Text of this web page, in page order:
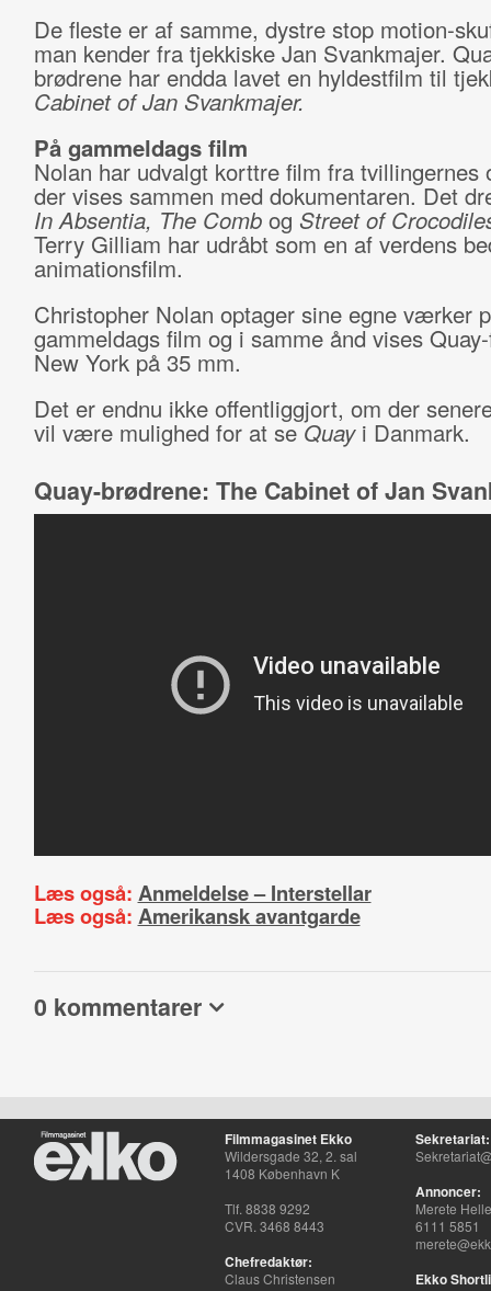
De fleste er af samme, dystre stop motion-
man kender fra tjekkiske Jan Svankmajer.
brødrene har endda lavet en hyldestfilm til
Cabinet of Jan Svankmajer.
På gammeldags film
Nolan har udvalgt korttre film fra tvillingernes
der vises sammen med dokumentaren. Det
In Absentia, The Comb og Street of
Terry Gilliam har udråbt som en af verdens
animationsfilm.
Christopher Nolan optager sine egne værker
gammeldags film og i samme ånd vises
New York på 35 mm.
Det er endnu ikke offentliggjort, om der
vil være mulighed for at seQuay i Danmark.
Quay-brødrene: The Cabinet of Jan
Læs også: Anmeldelse – Interstellar
Læs også: Amerikansk avantgarde
0 kommentarer
Filmmagasinet Ekko
Wildersgade 32, 2. sal
1408 København K
Tlf. 8838 9292
CVR. 3468 8443
Chefredaktør:
Claus Christensen
Sekretariat:
Annoncer:
Merete
6111 5851
Ekko